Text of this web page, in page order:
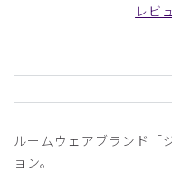
役に立った 0
レビ
ルームウェアブランド「
ョン。